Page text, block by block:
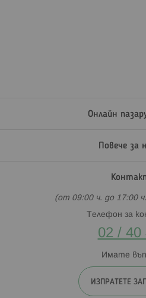
Онлайн
Повече за
(от 09:00 ч. до 17:00
Телефон за
02 / 40
Имате
ИЗПРАТЕТЕ